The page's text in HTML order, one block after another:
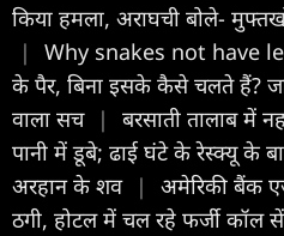
किया हमला, अराघची बोले-
|
Why snakes not have
के पैर, बिना इसके कैसे चलते हैं?
वाला सच |
बरसाती तालाब में
पानी में डूबे; ढाई घंटे के रेस्क्यू के
अरहान के शव |
अमेरिकी बैंक
ठगी, होटल में चल रहे फर्जी कॉल